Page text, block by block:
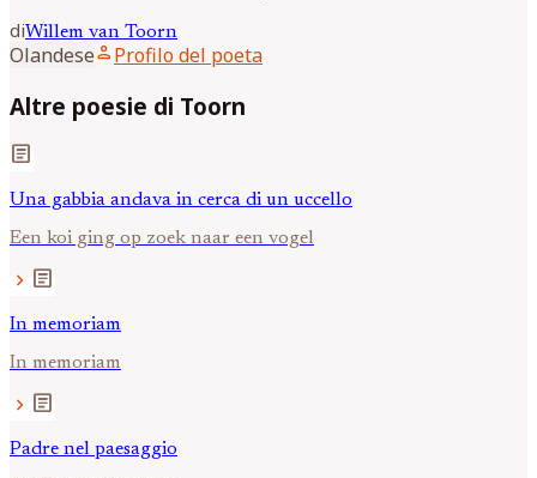
diWillem van Toorn
Olandeseperson Profilo del poeta
Altre poesie di Toorn
article
Una gabbia andava in cerca di un uccello
Een koi ging op zoek naar een vogel
chevron_right article
In memoriam
In memoriam
chevron_right article
Padre nel paesaggio